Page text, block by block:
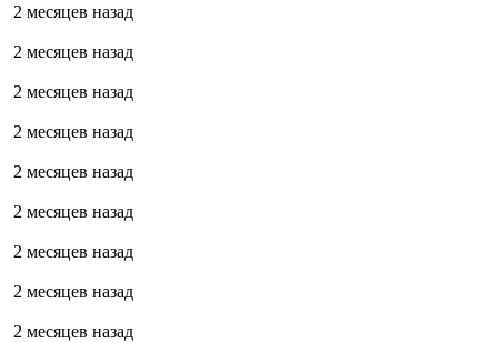
2 месяцев назад
2 месяцев назад
2 месяцев назад
2 месяцев назад
2 месяцев назад
2 месяцев назад
2 месяцев назад
2 месяцев назад
2 месяцев назад